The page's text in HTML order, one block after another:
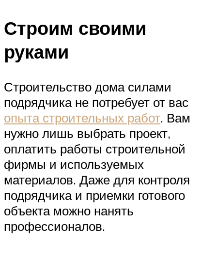
Строим своими
руками
Строительство дома силами
подрядчика не потребует от вас
опыта строительных работ. Вам
нужно лишь выбрать проект,
оплатить работы строительной
фирмы и используемых
материалов. Даже для контроля
подрядчика и приемки готового
объекта можно нанять
профессионалов.